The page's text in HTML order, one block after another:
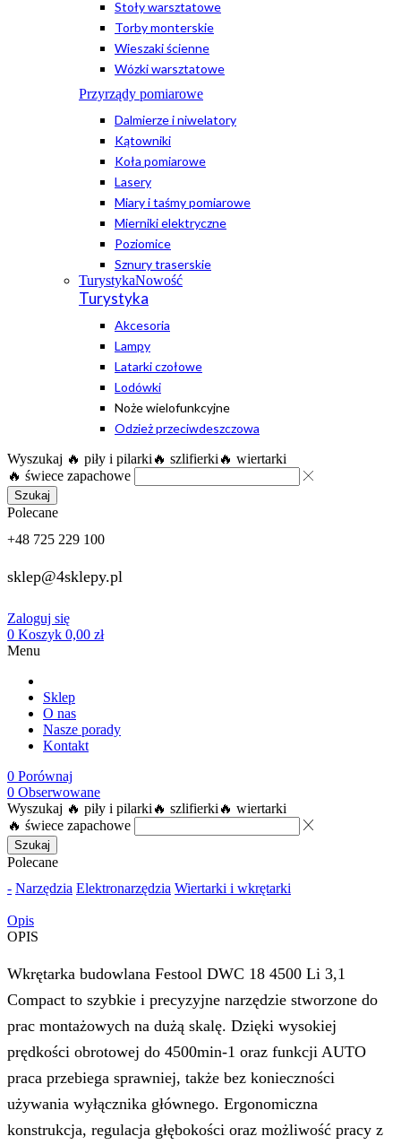
Stoły warsztatowe
Torby monterskie
Wieszaki ścienne
Wózki warsztatowe
Przyrządy pomiarowe
Dalmierze i niwelatory
Kątowniki
Koła pomiarowe
Lasery
Miary i taśmy pomiarowe
Mierniki elektryczne
Poziomice
Sznury traserskie
TurystykaNowość
Turystyka
Akcesoria
Lampy
Latarki czołowe
Lodówki
Noże wielofunkcyjne
Odzież przeciwdeszczowa
Wyszukaj 🔥 piły i pilarki 🔥 szlifierki 🔥 wiertarki
🔥 świece zapachowe
Szukaj
Polecane
+48 725 229 100
sklep@4sklepy.pl
Zaloguj się
0 Koszyk 0,00 zł
Menu
Sklep
O nas
Nasze porady
Kontakt
0 Porównaj
0 Obserwowane
Wyszukaj 🔥 piły i pilarki 🔥 szlifierki 🔥 wiertarki
🔥 świece zapachowe
Szukaj
Polecane
- Narzędzia Elektronarzędzia Wiertarki i wkrętarki
Opis
OPIS
Wkrętarka budowlana Festool DWC 18 4500 Li 3,1
Compact to szybkie i precyzyjne narzędzie stworzone do
prac montażowych na dużą skalę. Dzięki wysokiej
prędkości obrotowej do 4500min-1 oraz funkcji AUTO
praca przebiega sprawniej, także bez konieczności
używania wyłącznika głównego. Ergonomiczna
konstrukcja, regulacja głębokości oraz możliwość pracy z